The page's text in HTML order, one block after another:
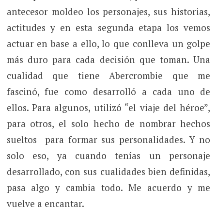
antecesor moldeo los personajes, sus historias,
actitudes y en esta segunda etapa los vemos
actuar en base a ello, lo que conlleva un golpe
más duro para cada decisión que toman. Una
cualidad que tiene Abercrombie que me
fascinó, fue como desarrolló a cada uno de
ellos. Para algunos, utilizó “el viaje del héroe”,
para otros, el solo hecho de nombrar hechos
sueltos para formar sus personalidades. Y no
solo eso, ya cuando tenías un personaje
desarrollado, con sus cualidades bien definidas,
pasa algo y cambia todo. Me acuerdo y me
vuelve a encantar.